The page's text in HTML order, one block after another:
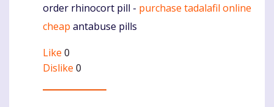
Komentaras
order rhinocort pill - purchase tadalafil online
cheap antabuse pills
Like 0
Dislike 0